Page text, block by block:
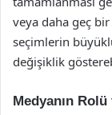
veya daha geç bir
seçimlerin
değişiklik
Medyanın